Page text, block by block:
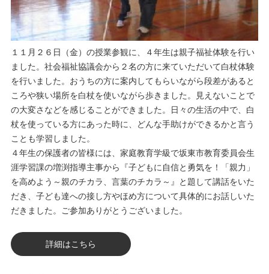
１１月２６日（金）の授業参観に、４年生は親子福祉体験を行い
ました。社会福祉協議会から２名の方に来ていただいて白杖体験
を行いました。おうちの方に案内してもらいながら段差があると
ころや狭い場所を白杖を使いながら歩きました。見えないことで
の大変さなどを感じることができました。日々の生活の中で、白
杖を使っている方にあった時に、どんな手助けができるかと言う
ことも学習しました。
４年生の保護者の皆様には、家庭教育学級で坂東市教育委員会生
涯学習課の増渕指導主事から『子どもに自信と勇気を！「親力」
を高めよう～親のチカラ、言葉のチカラ～』と題して講話をいた
だき、子ども達への接し方やほめ方について具体的にお話しいた
だきました。ご参加ありがとうございました。
詳細はこちら